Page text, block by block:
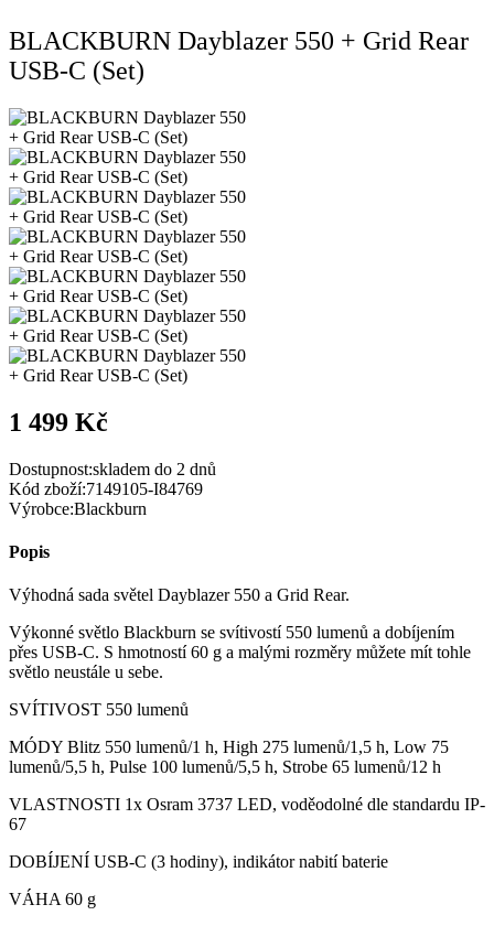
BLACKBURN Dayblazer 550 + Grid Rear
USB-C (Set)
1 499 Kč
Dostupnost:skladem do 2 dnů
Kód zboží:7149105-I84769
Výrobce:Blackburn
Popis
Výhodná sada světel Dayblazer 550 a Grid Rear.
Výkonné světlo Blackburn se svítivostí 550 lumenů a dobíjením
přes USB-C. S hmotností 60 g a malými rozměry můžete mít tohle
světlo neustále u sebe.
SVÍTIVOST 550 lumenů
MÓDY Blitz 550 lumenů/1 h, High 275 lumenů/1,5 h, Low 75
lumenů/5,5 h, Pulse 100 lumenů/5,5 h, Strobe 65 lumenů/12 h
VLASTNOSTI 1x Osram 3737 LED, voděodolné dle standardu IP-
67
DOBÍJENÍ USB-C (3 hodiny), indikátor nabití baterie
VÁHA 60 g